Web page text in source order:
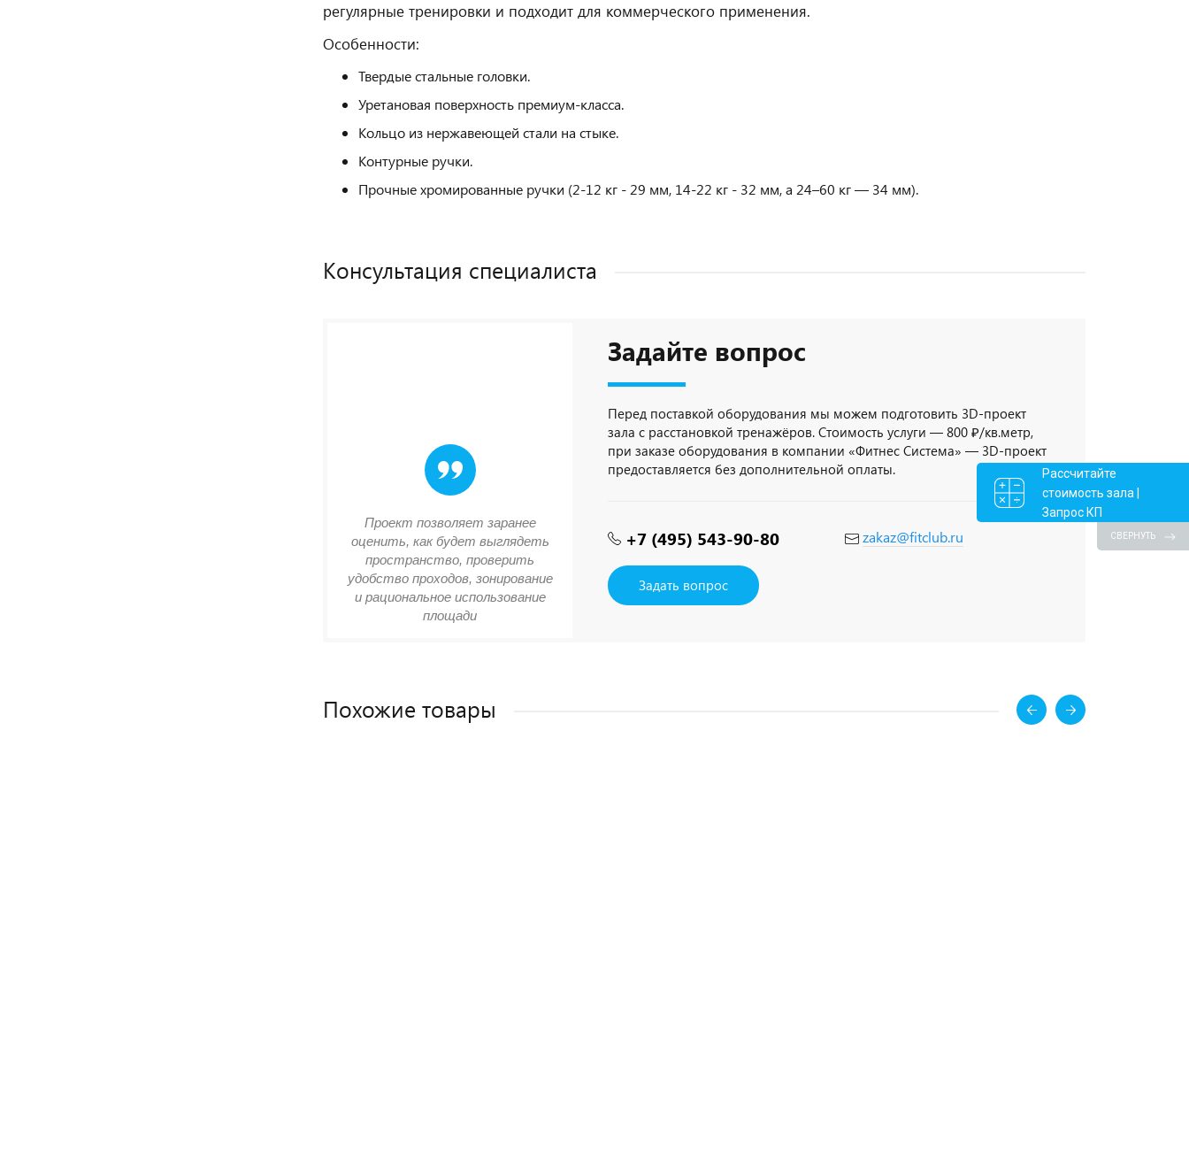
регулярные тренировки и подходит для коммерческого применения.
Особенности:
Твердые стальные головки.
Уретановая поверхность премиум-класса.
Кольцо из нержавеющей стали на стыке.
Контурные ручки.
Прочные хромированные ручки (2-12 кг - 29 мм, 14-22 кг - 32 мм, а 24–60 кг — 34 мм).
Консультация специалиста
Задайте вопрос
Перед поставкой оборудования мы можем подготовить 3D-проект
зала с расстановкой тренажёров. Стоимость услуги — 800 ₽/кв.метр,
при заказе оборудования в компании «Фитнес Система» — 3D-проект
предоставляется без дополнительной оплаты.
+7 (495) 543-90-80 zakaz@fitclub.ru
Задать вопрос
Проект позволяет заранее
оценить, как будет выглядеть
пространство, проверить
удобство проходов, зонирование
и рациональное использование
площади
Похожие товары
Рассчитайте
стоимость зала |
Запрос КП
СВЕРНУТЬ